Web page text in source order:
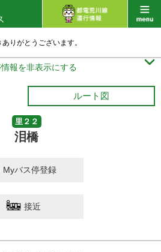
りがとうございます。
報を非表示にする 
ルート図
里２２
泪橋
Myバス停登録
接近